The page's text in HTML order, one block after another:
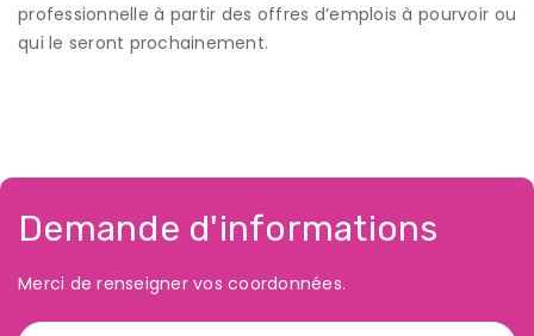
professionnelle à partir des offres d’emplois à pourvoir ou
qui le seront prochainement.
Demande d'informations
Merci de renseigner vos coordonnées.